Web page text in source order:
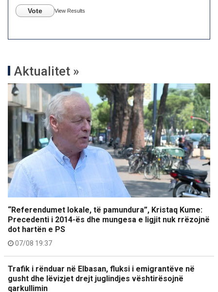
Vote View Results
Aktualitet »
“Referendumet lokale, të pamundura”, Kristaq Kume:
Precedenti i 2014-ës dhe mungesa e ligjit nuk rrëzojnë
dot hartën e PS
07/08 19:37
Trafik i rënduar në Elbasan, fluksi i emigrantëve në
gusht dhe lëvizjet drejt juglindjes vështirësojnë
qarkullimin